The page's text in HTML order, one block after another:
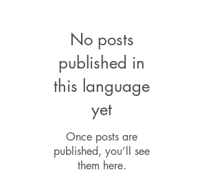
No posts
published in
this language
yet
Once posts are
published, you’ll see
them here.